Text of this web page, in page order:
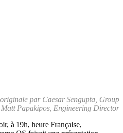
par Caesar Sengupta, Group
Papakipos, Engineering Director
à 19h, heure Française,